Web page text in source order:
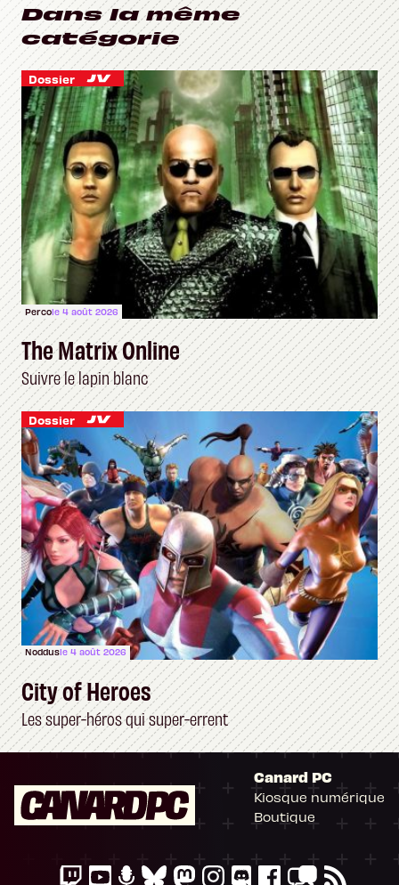
Dans la même
catégorie
Dossier
Percole 4 août 2026
The Matrix Online
Suivre le lapin blanc
Dossier
Noddusle 4 août 2026
City of Heroes
Les super-héros qui super-errent
Canard PC
Kiosque numérique
Boutique